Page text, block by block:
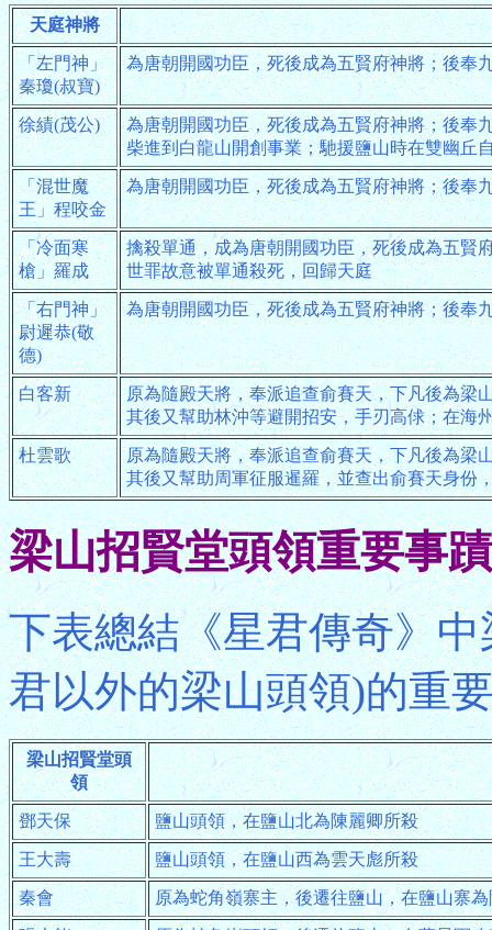
天庭神將
「左門神」
秦瓊(叔寶)
為唐朝開國功臣，死後成為五賢府神將；後奉
徐績(茂公)
為唐朝開國功臣，死後成為五賢府神將；後奉
柴進到白龍山開創事業；馳援鹽山時在雙幽丘
「混世魔
王」程咬金
為唐朝開國功臣，死後成為五賢府神將；後奉
「冷面寒
槍」羅成
擒殺單通，成為唐朝開國功臣，死後成為五賢
世罪故意被單通殺死，回歸天庭
「右門神」
尉遲恭(敬
德)
為唐朝開國功臣，死後成為五賢府神將；後奉
白客新
原為隨殿天將，奉派追查俞賽天，下凡後為梁
其後又幫助林沖等避開招安，手刃高俅；在海
杜雲歌
原為隨殿天將，奉派追查俞賽天，下凡後為梁
其後又幫助周軍征服暹羅，並查出俞賽天身份
梁山招賢堂頭領重要事蹟
下表總結《星君傳奇》
君以外的梁山頭領)的重
梁山招賢堂頭
領
鄧天保 鹽山頭領，在鹽山北為陳麗卿所殺
王大壽 鹽山頭領，在鹽山西為雲天彪所殺
秦會 原為蛇角嶺寨主，後遷往鹽山，在鹽山寨